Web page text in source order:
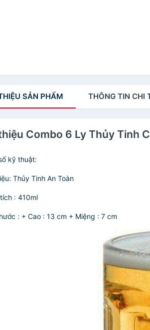
SẢN PHẨM THÔNG TIN CHI
Combo 6 Ly Thủy Tinh
kỹ thuật:
Thủy Tinh An Toàn
: 410ml
: + Cao : 13 cm + Miệng : 7 cm